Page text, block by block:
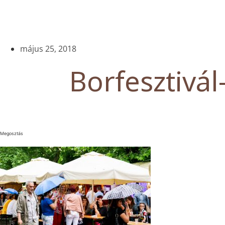
május 25, 2018
Megosztás